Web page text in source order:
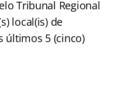
Tribunal Regional
local(is) de
últimos 5 (cinco)